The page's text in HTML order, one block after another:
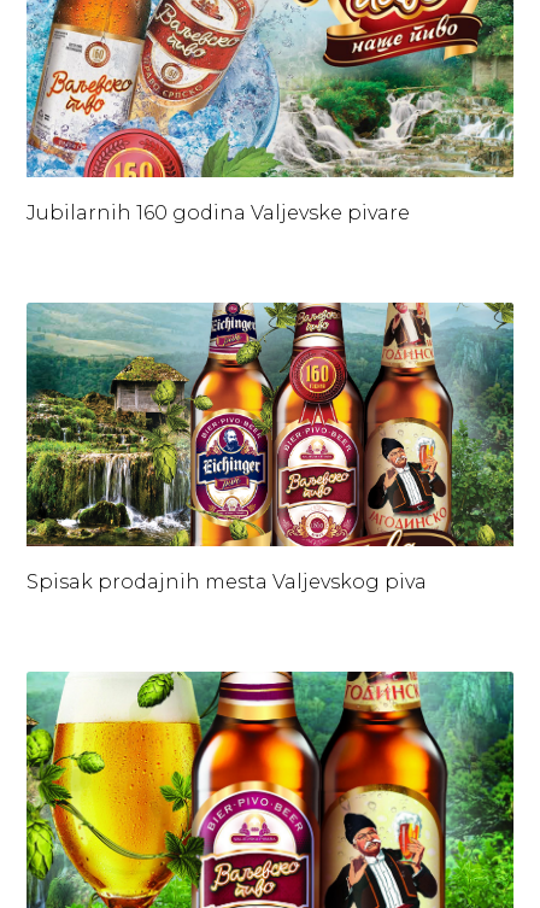
Jubilarnih 160 godina Valjevske pivare
Spisak prodajnih mesta Valjevskog piva